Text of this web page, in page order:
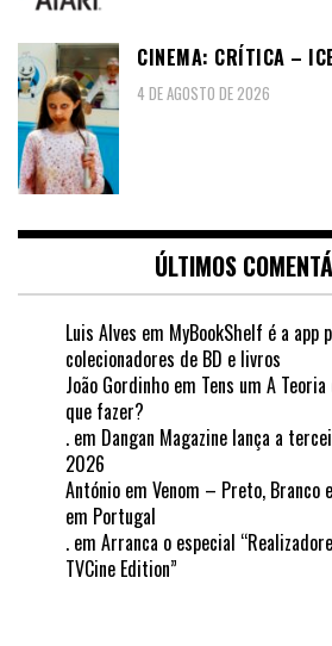
CINEMA: CRÍTICA –
4 DE AGOSTO DE 2026
ÚLTIMOS
Luis Alves em MyBookShelf é a app
colecionadores de BD e livros
João Gordinho em Tens um A
que fazer?
. em Dangan Magazine lança a
2026
António em Venom – Preto, Branco
em Portugal
. em Arranca o especial
TVCine Edition”